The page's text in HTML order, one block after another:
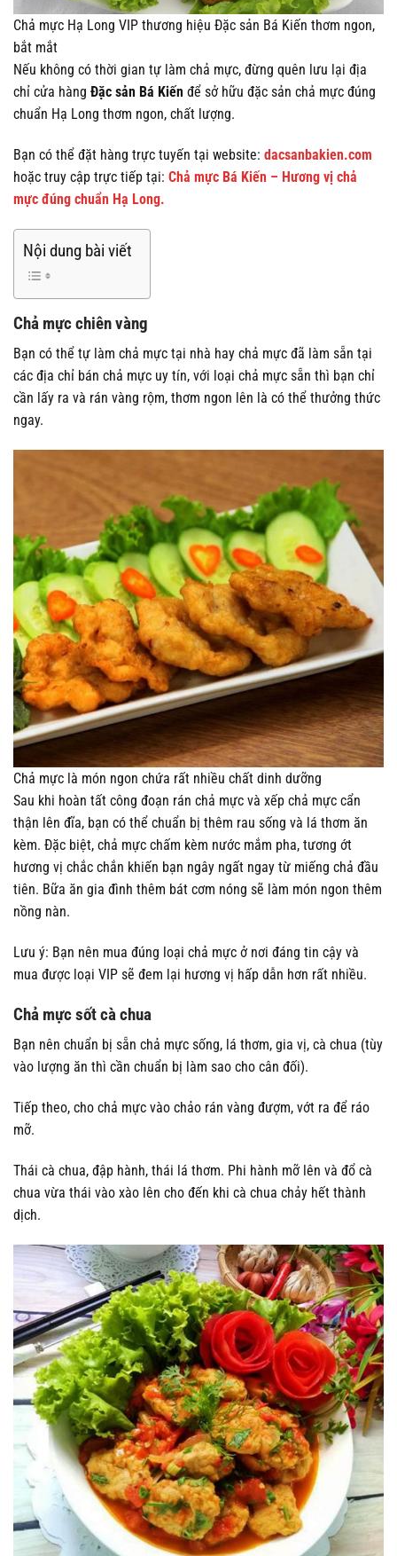
Chả mực Hạ Long VIP thương hiệu Đặc sản Bá Kiến thơm ngon,
bắt mắt
Nếu không có thời gian tự làm chả mực, đừng quên lưu lại địa
chỉ cửa hàng Đặc sản Bá Kiến để sở hữu đặc sản chả mực đúng
chuẩn Hạ Long thơm ngon, chất lượng.
Bạn có thể đặt hàng trực tuyến tại website: dacsanbakien.com
hoặc truy cập trực tiếp tại: Chả mực Bá Kiến – Hương vị chả
mực đúng chuẩn Hạ Long.
Nội dung bài viết
Chả mực chiên vàng
Bạn có thể tự làm chả mực tại nhà hay chả mực đã làm sẵn tại
các địa chỉ bán chả mực uy tín, với loại chả mực sẵn thì bạn chỉ
cần lấy ra và rán vàng rộm, thơm ngon lên là có thể thưởng thức
ngay.
Chả mực là món ngon chứa rất nhiều chất dinh dưỡng
Sau khi hoàn tất công đoạn rán chả mực và xếp chả mực cẩn
thận lên đĩa, bạn có thể chuẩn bị thêm rau sống và lá thơm ăn
kèm. Đặc biệt, chả mực chấm kèm nước mắm pha, tương ớt
hương vị chắc chắn khiến bạn ngây ngất ngay từ miếng chả đầu
tiên. Bữa ăn gia đình thêm bát cơm nóng sẽ làm món ngon thêm
nồng nàn.
Lưu ý: Bạn nên mua đúng loại chả mực ở nơi đáng tin cậy và
mua được loại VIP sẽ đem lại hương vị hấp dẫn hơn rất nhiều.
Chả mực sốt cà chua
Bạn nên chuẩn bị sẵn chả mực sống, lá thơm, gia vị, cà chua (tùy
vào lượng ăn thì cần chuẩn bị làm sao cho cân đối).
Tiếp theo, cho chả mực vào chảo rán vàng đượm, vớt ra để ráo
mỡ.
Thái cà chua, đập hành, thái lá thơm. Phi hành mỡ lên và đổ cà
chua vừa thái vào xào lên cho đến khi cà chua chảy hết thành
dịch.